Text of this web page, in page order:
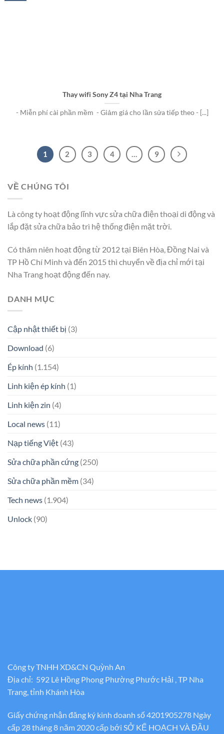
Thay wifi Sony Z4 tại Nha Trang
- Miễn phí cài phần mềm - Giảm giá cho lần sửa tiếp theo - [...]
1 2 3 4 … 9
VỀ CHÚNG TÔI
Là công ty hoạt động lĩnh vực sửa chữa điện thoại di động và
lắp đặt sửa chữa bảo trì hệ thống điện mặt trời.
Có thâm niên hoạt động từ 2012 tại Biên Hòa, Đồng Nai và
TP Hồ Chí Minh và đến 2015 thì chuyển về địa chỉ mới tại
Nha Trang hoạt động đến nay.
DANH MỤC
Cập nhật thiết bị (3)
Download (6)
Ép kính (1.154)
Linh kiện ép kính (1)
Linh kiện zin (4)
Local news (11)
Nạp tiếng Việt (43)
Sửa chữa phần cứng (250)
Sửa chữa phần mềm (34)
Tech news (1.904)
Unlock (90)
Công ty TNHH XD&CN Quỳnh An
Địa chỉ: 592 Lê Hồng Phong Phường Phước Hải , TP Nha
Trang, tỉnh Khánh Hòa
Giấy chứng nhận đăng ký kinh doanh số 4201905278 Ngày
cấp 28 tháng 8 năm 2020 cấp bới SỞ KẾ HOẠCH VÀ ĐẦU